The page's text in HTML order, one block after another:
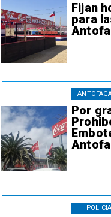
Fijan
para
Por